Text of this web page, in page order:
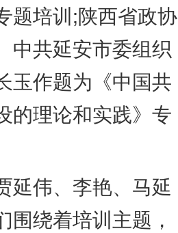
题培训;陕西省政协
中共延安市委组织
玉作题为《中国共
的理论和实践》专
伟、李艳、马延
绕着培训主题，